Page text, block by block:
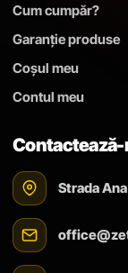
Cum cumpăr?
Garanție produse
Coșul meu
Contul meu
Strada